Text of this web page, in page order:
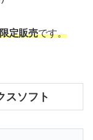
定販売です。
スソフト